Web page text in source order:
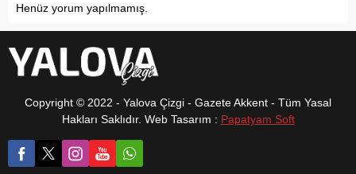
Henüz yorum yapılmamış.
Copyright © 2022 - Yalova Çizgi - Gazete Akkent - Tüm Yasal
Hakları Saklıdır. Web Tasarım : Papatyam Soft